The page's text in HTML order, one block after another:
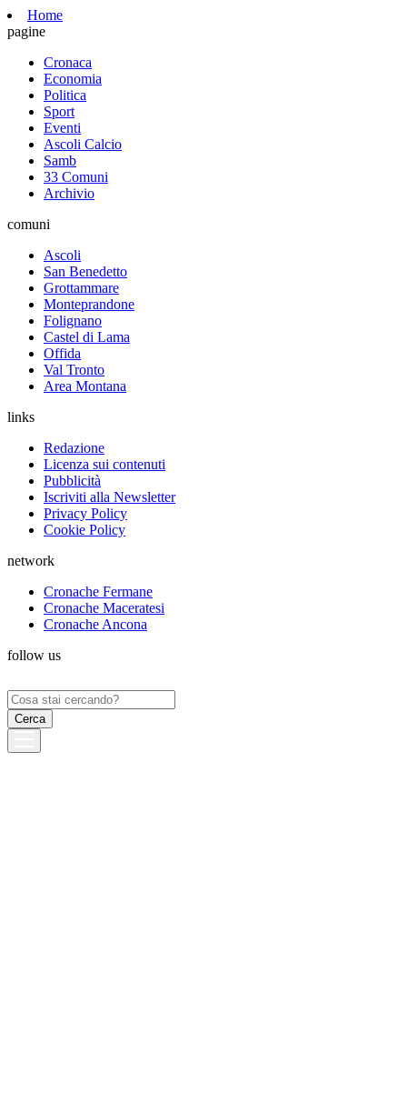
Home
pagine
Cronaca
Economia
Politica
Sport
Eventi
Ascoli Calcio
Samb
33 Comuni
Archivio
comuni
Ascoli
San Benedetto
Grottammare
Monteprandone
Folignano
Castel di Lama
Offida
Val Tronto
Area Montana
links
Redazione
Licenza sui contenuti
Pubblicità
Iscriviti alla Newsletter
Privacy Policy
Cookie Policy
network
Cronache Fermane
Cronache Maceratesi
Cronache Ancona
follow us
Ricerca
per: